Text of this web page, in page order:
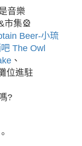
音樂
市集🎡
Beer-小琉
The Owl
、
位進駐
?